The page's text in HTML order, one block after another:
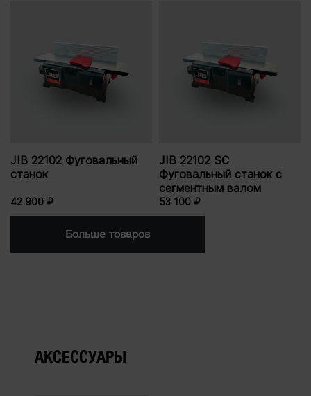
JIB 22102 Фуговальный
станок
42 900 ₽
JIB 22102 SC
Фуговальный станок с
сегментным валом
53 100 ₽
Больше товаров
АКСЕССУАРЫ